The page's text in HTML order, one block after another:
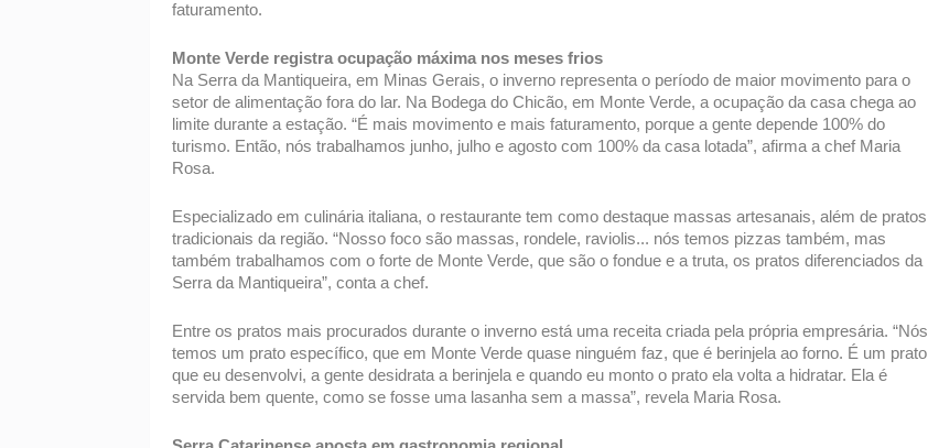
faturamento.
Monte Verde registra ocupação máxima nos meses frios
Na Serra da Mantiqueira, em Minas Gerais, o inverno representa o período de maior movimento para o
setor de alimentação fora do lar. Na Bodega do Chicão, em Monte Verde, a ocupação da casa chega ao
limite durante a estação. “É mais movimento e mais faturamento, porque a gente depende 100% do
turismo. Então, nós trabalhamos junho, julho e agosto com 100% da casa lotada”, afirma a chef Maria
Rosa.
Especializado em culinária italiana, o restaurante tem como destaque massas artesanais, além de pratos
tradicionais da região. “Nosso foco são massas, rondele, raviolis... nós temos pizzas também, mas
também trabalhamos com o forte de Monte Verde, que são o fondue e a truta, os pratos diferenciados da
Serra da Mantiqueira”, conta a chef.
Entre os pratos mais procurados durante o inverno está uma receita criada pela própria empresária. “Nós
temos um prato específico, que em Monte Verde quase ninguém faz, que é berinjela ao forno. É um prato
que eu desenvolvi, a gente desidrata a berinjela e quando eu monto o prato ela volta a hidratar. Ela é
servida bem quente, como se fosse uma lasanha sem a massa”, revela Maria Rosa.